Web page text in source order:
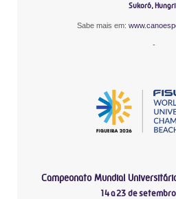
Sukoró,
Sabe mais em:
-
Campeonato Mundial
14 a 23 de